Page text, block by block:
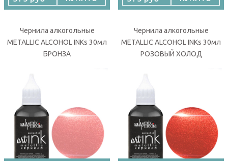
Чернила алкогольные
METALLIC ALCOHOL INKs 30мл
БРОНЗА
Чернила алкогольные
METALLIC ALCOHOL INKs 30мл
РОЗОВЫЙ ХОЛОД